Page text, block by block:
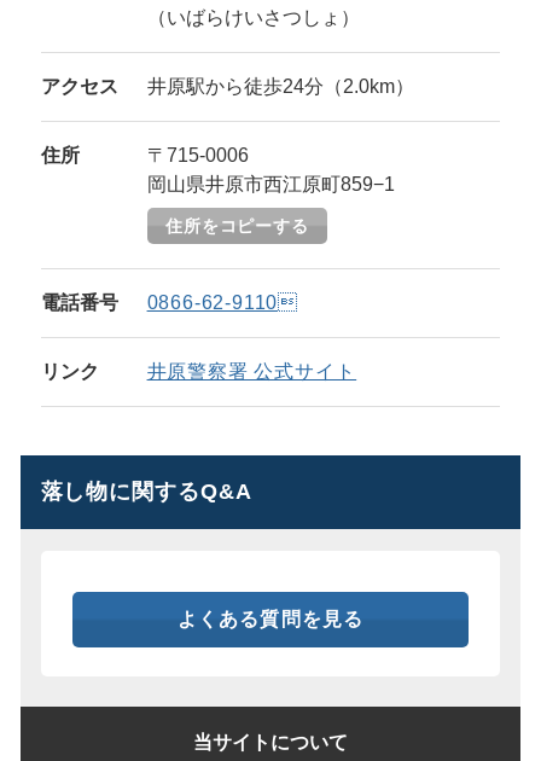
（いばらけいさつしょ）
アクセス 井原駅から徒歩24分（2.0km）
住所
〒715-0006
岡山県井原市西江原町859−1
住所をコピーする
電話番号 0866-62-9110
リンク 井原警察署 公式サイト
落し物に関するQ&A
よくある質問を見る
当サイトについて